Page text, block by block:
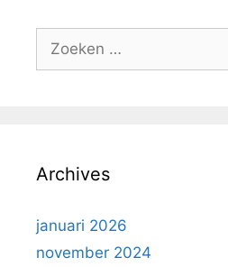
Zoek
Archives
januari 2026
november 2024